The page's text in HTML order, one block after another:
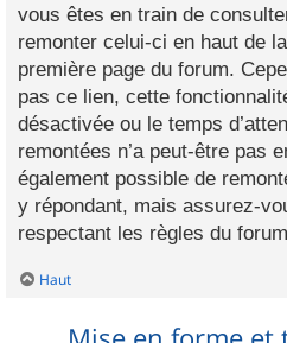
vous êtes en train de
remonter celui-ci en haut de
première page du forum.
pas ce lien, cette
désactivée ou le temps
remontées n’a peut-être pas
également possible de
y répondant, mais assurez-
respectant les règles du
Haut